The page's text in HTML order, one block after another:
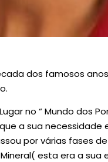
dos famosos
no “ Mundo dos
a sua necessidade
por várias fases
esta era a sua